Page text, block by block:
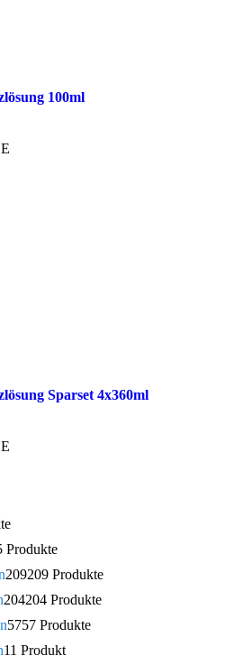
100ml
Sparset 4x360ml
Produkte
209209 Produkte
204204 Produkte
5757 Produkte
11 Produkt